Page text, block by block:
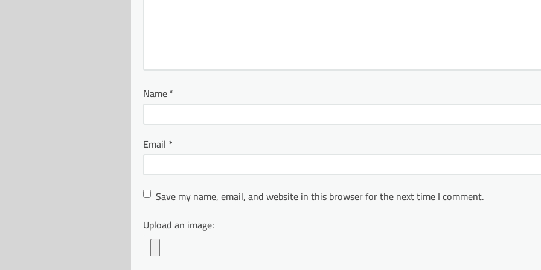
Name*
Email *
Save my name, email, and website in this browser for the next time I comment.
Upload an image: